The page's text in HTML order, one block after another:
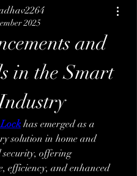
2025
and
in the Smart
has emerged as a
solution in home and
security, offering
efficiency, and enhanced